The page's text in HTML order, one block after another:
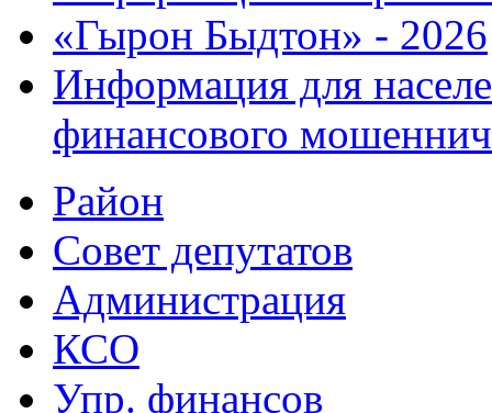
«Гырон Быдтон» - 2026
Информация для
финансового
Район
Совет депутатов
Администрация
КСО
Упр. финансов